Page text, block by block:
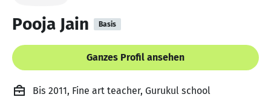
Pooja Jain Basis
Ganzes Profil ansehen
Bis 2011, Fine art teacher, Gurukul school